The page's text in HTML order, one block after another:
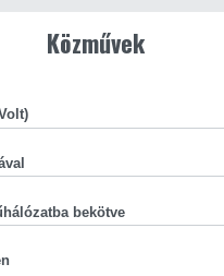
áll rendelkezésére!
ingatlanértékesítés artériája!
Közművek
bekötve